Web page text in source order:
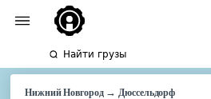
Найти грузы
Нижний Новгород→Дюссельдорф